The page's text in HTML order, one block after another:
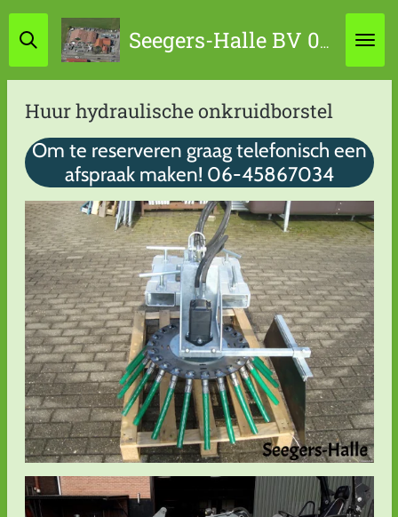
Ga
direct
naar
hoofdinhoud
Seegers-Halle BV 0314-631798 / 06-45867034
Huur hydraulische onkruidborstel
Om te reserveren graag telefonisch een
afspraak maken! 06-45867034